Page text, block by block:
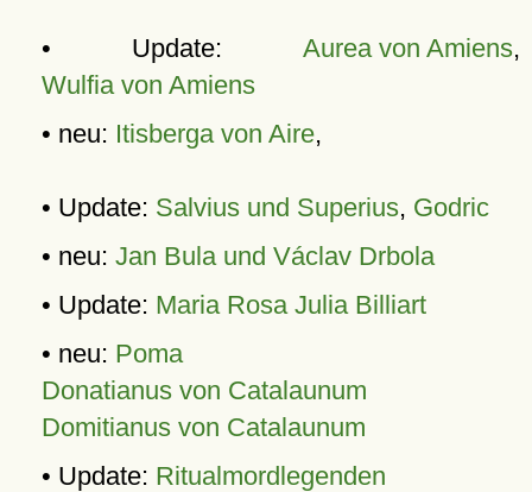
• Update: Aurea von Amiens,
Wulfia von Amiens
• neu: Itisberga von Aire,
• Update: Salvius und Superius, Godric
• neu: Jan Bula und Václav Drbola
• Update: Maria Rosa Julia Billiart
• neu: Poma
Donatianus von Catalaunum
Domitianus von Catalaunum
• Update: Ritualmordlegenden